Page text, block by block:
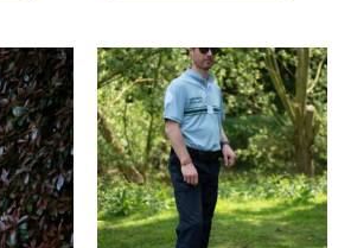
plusieurs
variations.
Les
options
peuvent
être
choisies
Les
être